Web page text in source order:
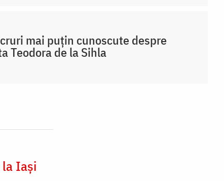
mai puțin cunoscute despre
Teodora de la Sihla
la Iași